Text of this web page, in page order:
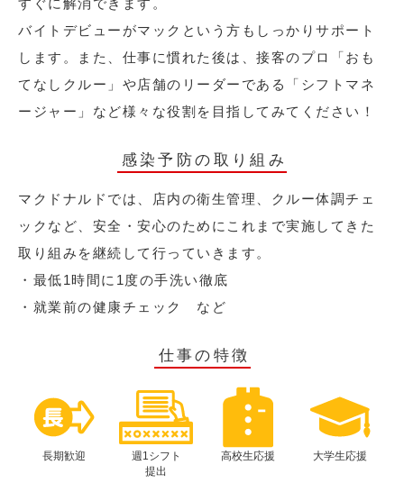
すぐに解消できます。
バイトデビューがマックという方もしっかりサポート
します。また、仕事に慣れた後は、接客のプロ「おも
てなしクルー」や店舗のリーダーである「シフトマネ
ージャー」など様々な役割を目指してみてください！
感染予防の取り組み
マクドナルドでは、店内の衛生管理、クルー体調チェ
ックなど、安全・安心のためにこれまで実施してきた
取り組みを継続して行っていきます。
・最低1時間に1度の手洗い徹底
・就業前の健康チェック など
仕事の特徴
長期歓迎
週1シフト
提出
高校生応援 大学生応援